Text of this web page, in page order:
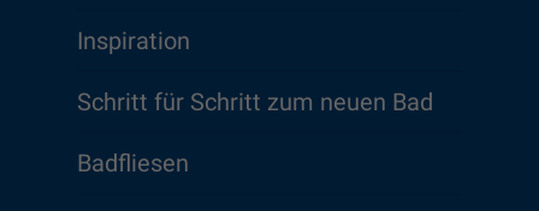
Inspiration
Schritt für Schritt zum neuen Bad
Badfliesen